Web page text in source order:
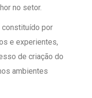
no setor.
constituído por
e experientes,
de criação do
ambientes